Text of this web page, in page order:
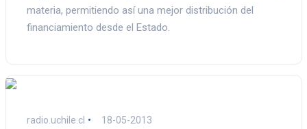
materia, permitiendo así una mejor distribución del
financiamiento desde el Estado.
radio.uchile.cl 18-05-2013